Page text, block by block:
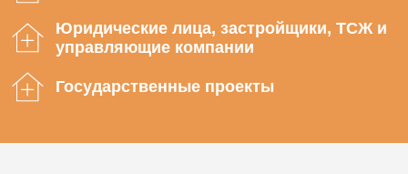
Юридические лица, застройщики, ТСЖ и
управляющие компании
Государственные проекты